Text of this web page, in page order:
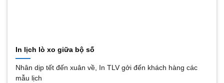
In lịch lò xo giữa bộ số
Nhân dịp tết đến xuân về, In TLV gởi đến khách hàng các
mẫu lịch